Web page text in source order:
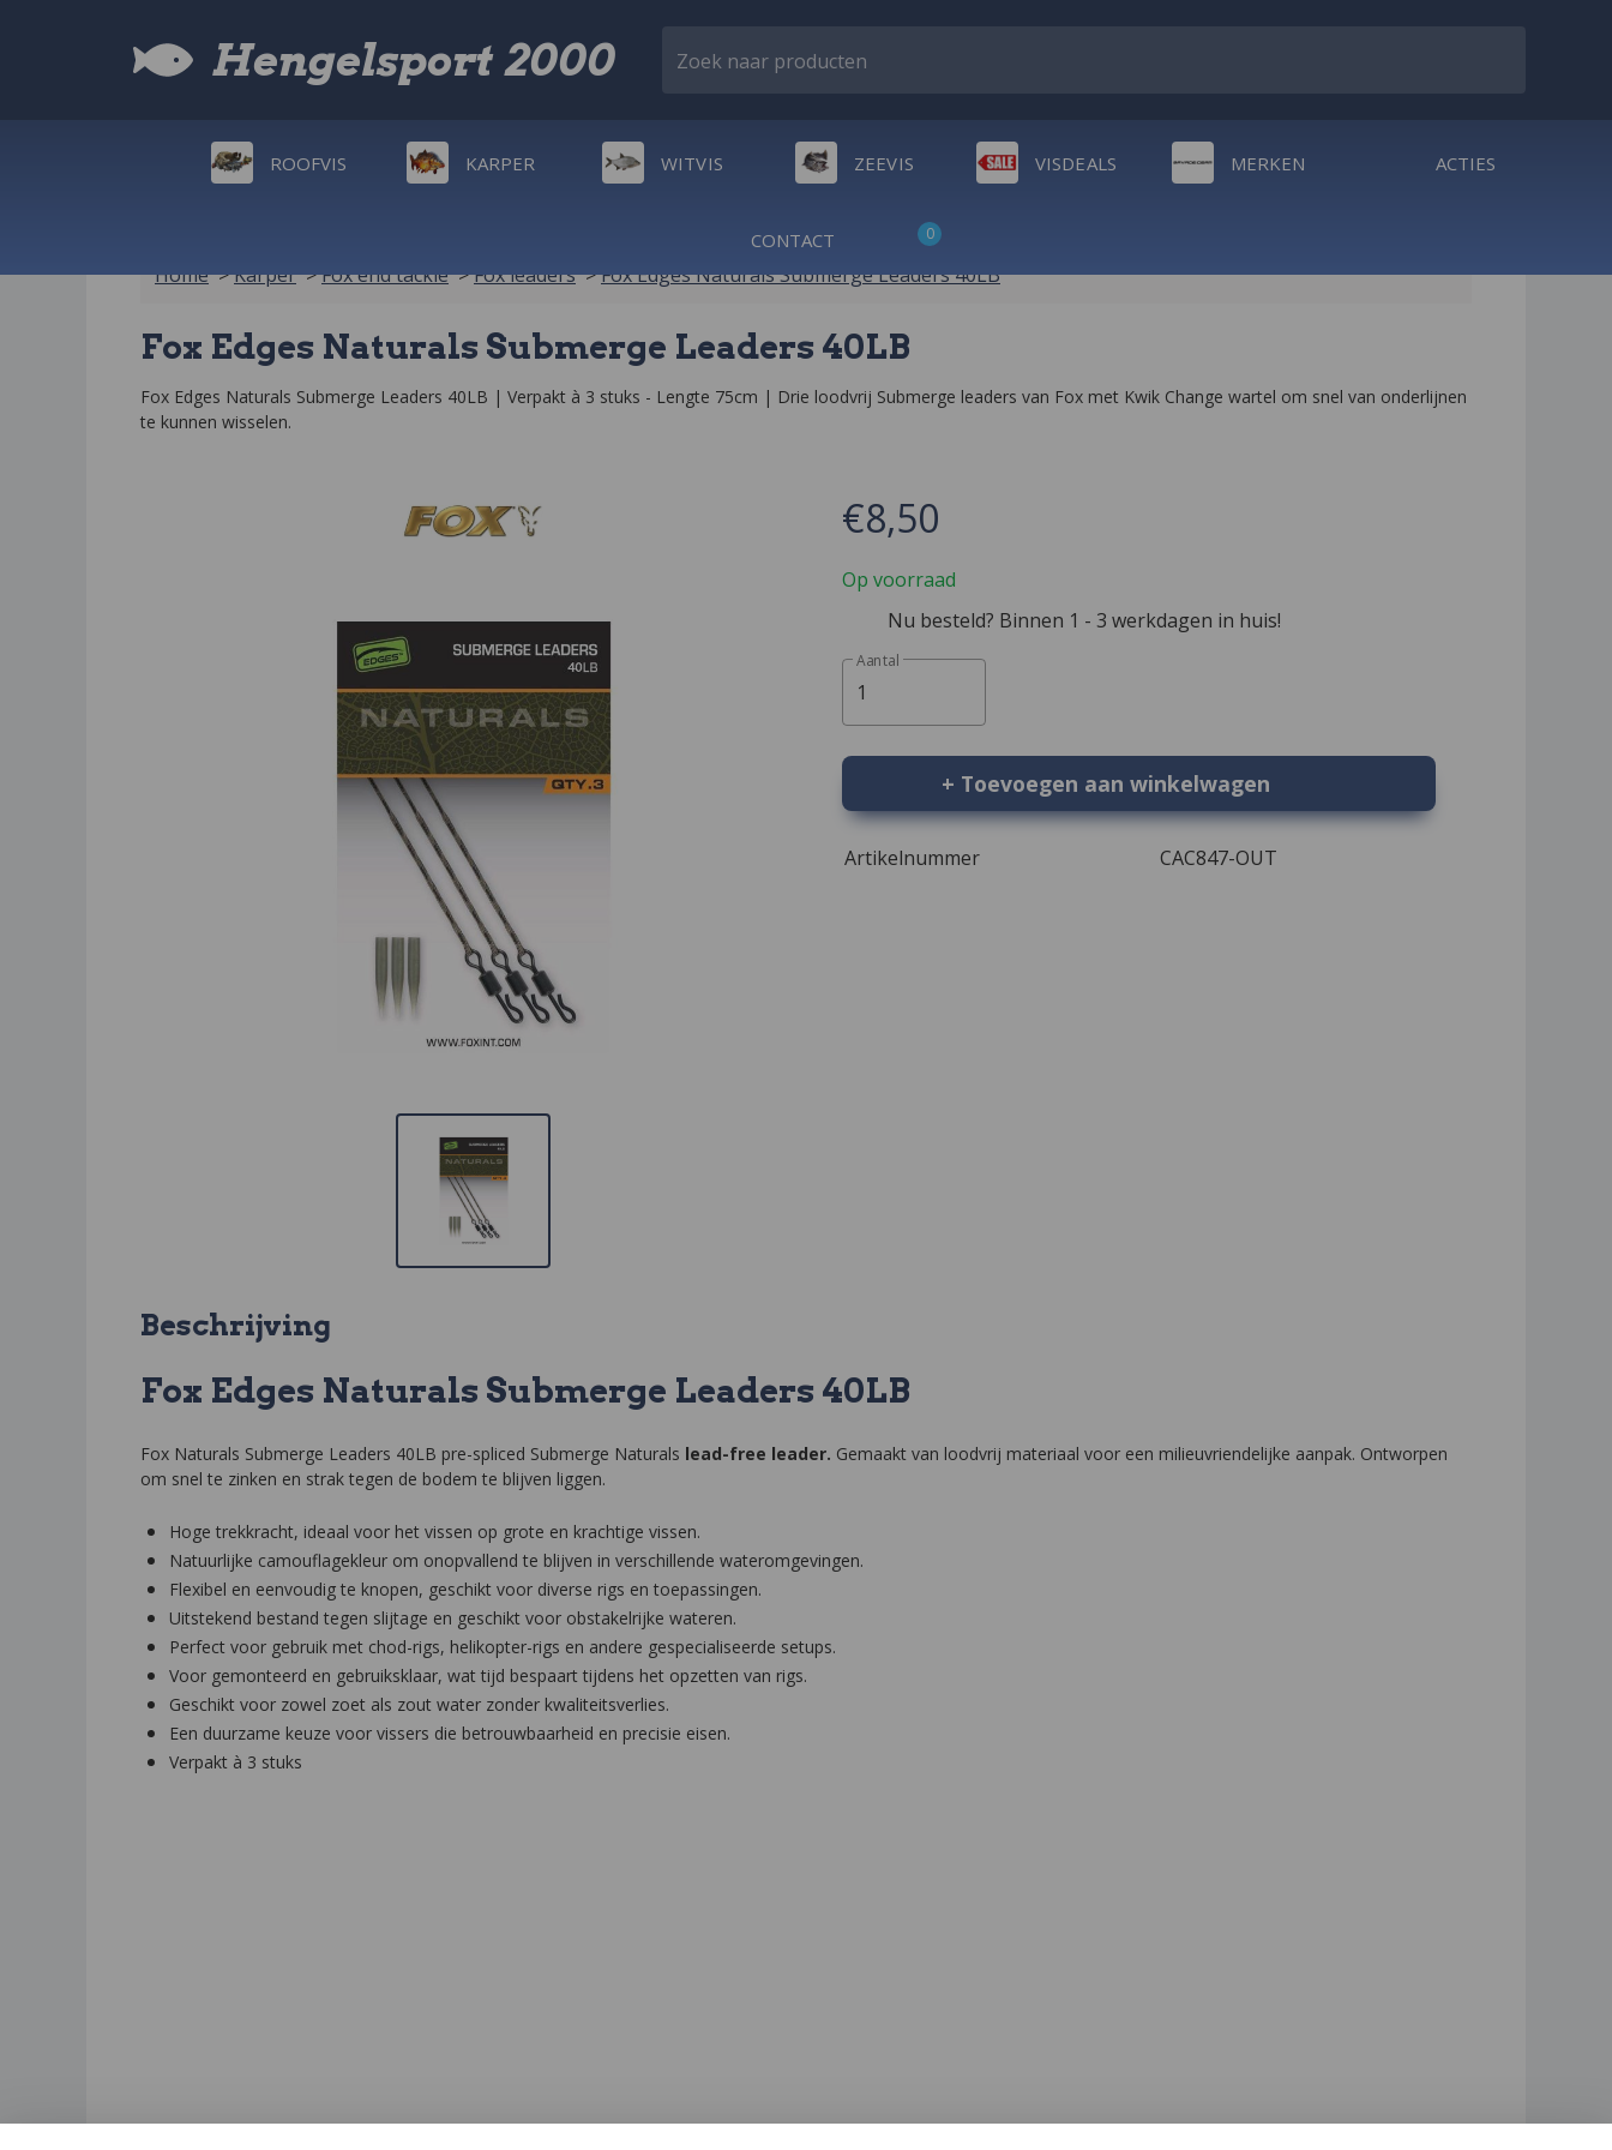
Hengelsport 2000 Zoek naar producten
ROOFVIS KARPER WITVIS ZEEVIS VISDEALS MERKEN ACTIES
CONTACT 0
Home>Karper>Fox end tackle>Fox leaders>Fox Edges Naturals Submerge Leaders 40LB
Fox Edges Naturals Submerge Leaders 40LB
Fox Edges Naturals Submerge Leaders 40LB | Verpakt à 3 stuks - Lengte 75cm | Drie loodvrij Submerge leaders van Fox met Kwik Change wartel om snel van onderlijnen
te kunnen wisselen.
€8,50
Op voorraad
Nu besteld? Binnen 1 - 3 werkdagen in huis!
Aantal
1
+ Toevoegen aan winkelwagen
Artikelnummer CAC847-OUT
Beschrijving
Fox Edges Naturals Submerge Leaders 40LB
Fox Naturals Submerge Leaders 40LB pre-spliced Submerge Naturals lead-free leader. Gemaakt van loodvrij materiaal voor een milieuvriendelijke aanpak. Ontworpen
om snel te zinken en strak tegen de bodem te blijven liggen.
Hoge trekkracht, ideaal voor het vissen op grote en krachtige vissen.
Natuurlijke camouflagekleur om onopvallend te blijven in verschillende wateromgevingen.
Flexibel en eenvoudig te knopen, geschikt voor diverse rigs en toepassingen.
Uitstekend bestand tegen slijtage en geschikt voor obstakelrijke wateren.
Perfect voor gebruik met chod-rigs, helikopter-rigs en andere gespecialiseerde setups.
Voor gemonteerd en gebruiksklaar, wat tijd bespaart tijdens het opzetten van rigs.
Geschikt voor zowel zoet als zout water zonder kwaliteitsverlies.
Een duurzame keuze voor vissers die betrouwbaarheid en precisie eisen.
Verpakt à 3 stuks